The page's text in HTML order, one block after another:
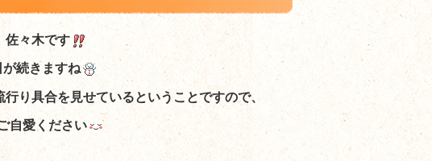
佐々木です
続きますね
り具合を見せているということですので、
自愛ください